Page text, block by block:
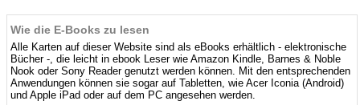
Wie die E-Books zu lesen
Alle Karten auf dieser Website sind als eBooks erhältlich - elektronische
Bücher -, die leicht in ebook Leser wie Amazon Kindle, Barnes & Noble
Nook oder Sony Reader genutzt werden können. Mit den entsprechenden
Anwendungen können sie sogar auf Tabletten, wie Acer Iconia (Android)
und Apple iPad oder auf dem PC angesehen werden.